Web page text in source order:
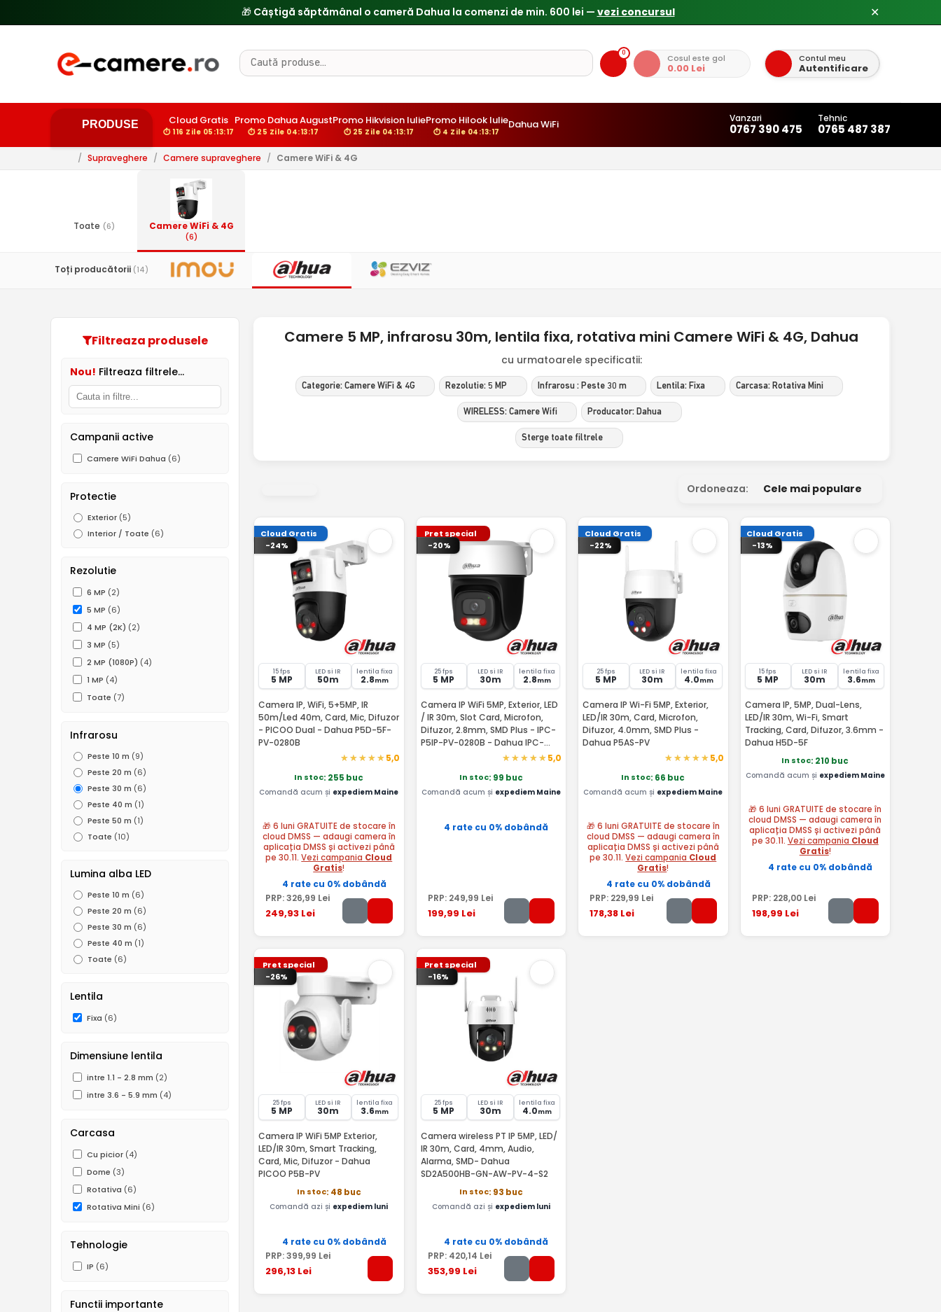
✕
0 Cosul este gol
0.00 Lei
Contul meu
Autentificare
PRODUSE Cloud Gratis
⏱ 116 Zile 05:13:16
Promo Dahua August
⏱ 25 Zile 04:13:16
Promo Hikvision Iulie
⏱ 25 Zile 04:13:16
Promo Hilook Iulie
⏱ 4 Zile 04:13:16
Dahua WiFi Vanzari
0767 390 475
Tehnic
0765 487 387
/ Supraveghere / Camere supraveghere / Camere WiFi & 4G
Toate (6) Camere WiFi & 4G
(6)
Toți producătorii (14)
Filtreaza produsele
Nou! Filtreaza filtrele...
Campanii active
Camere WiFi Dahua (6)
Protectie
Exterior (5)
Interior / Toate (6)
Rezolutie
6 MP (2)
5 MP (6)
4 MP (2K) (2)
3 MP (5)
2 MP (1080P) (4)
1 MP (4)
Toate (7)
Infrarosu
Peste 10 m (9)
Peste 20 m (6)
Peste 30 m (6)
Peste 40 m (1)
Peste 50 m (1)
Toate (10)
Lumina alba LED
Peste 10 m (6)
Peste 20 m (6)
Peste 30 m (6)
Peste 40 m (1)
Toate (6)
Lentila
Fixa (6)
Dimensiune lentila
intre 1.1 - 2.8 mm (2)
intre 3.6 - 5.9 mm (4)
Carcasa
Cu picior (4)
Dome (3)
Rotativa (6)
Rotativa Mini (6)
Tehnologie
IP (6)
Functii importante
Camere 5 MP, infrarosu 30m, lentila fixa, rotativa mini Camere WiFi & 4G, Dahua
cu urmatoarele specificatii:
Categorie: Camere WiFi & 4G Rezolutie: 5 MP Infrarosu : Peste 30 m Lentila: Fixa Carcasa: Rotativa Mini
WIRELESS: Camere Wifi Producator: Dahua
Sterge toate filtrele
Ordoneaza: Cele mai populare
Cloud Gratis
-24%
15 fps
5 MP
LED si IR
50m
lentila fixa
2.8mm
Camera IP, WiFi, 5+5MP, IR
50m/Led 40m, Card, Mic, Difuzor
- PICOO Dual - Dahua P5D-5F-
PV-0280B
5,0
In stoc: 255 buc
Comandă acum și expediem Maine
🎁 6 luni GRATUITE de stocare în
cloud DMSS — adaugi camera în
aplicația DMSS și activezi până
pe 30.11.Vezi campania Cloud
Gratis!
4 rate cu 0% dobândă
PRP:326,99 Lei
249,93 Lei
Pret special
-20%
25 fps
5 MP
LED si IR
30m
lentila fixa
2.8mm
Camera IP WiFi 5MP, Exterior, LED
/ IR 30m, Slot Card, Microfon,
Difuzor, 2.8mm, SMD Plus - IPC-
P5IP-PV-0280B - Dahua IPC-
P5IP-PV-0280B-EUR
5,0
In stoc: 99 buc
Comandă acum și expediem Maine
4 rate cu 0% dobândă
PRP: 249,99 Lei
199,99 Lei
Cloud Gratis
-22%
25 fps
5 MP
LED si IR
30m
lentila fixa
4.0mm
Camera IP Wi-Fi 5MP, Exterior,
LED/IR 30m, Card, Microfon,
Difuzor, 4.0mm, SMD Plus -
Dahua P5AS-PV
5,0
In stoc: 66 buc
Comandă acum și expediem Maine
🎁 6 luni GRATUITE de stocare în
cloud DMSS — adaugi camera în
aplicația DMSS și activezi până
pe 30.11.Vezi campania Cloud
Gratis!
4 rate cu 0% dobândă
PRP: 229,99 Lei
178,38 Lei
Cloud Gratis
-13%
15 fps
5 MP
LED si IR
30m
lentila fixa
3.6mm
Camera IP, 5MP, Dual-Lens,
LED/IR 30m, Wi-Fi, Smart
Tracking, Card, Difuzor, 3.6mm -
Dahua H5D-5F
In stoc: 210 buc
Comandă acum și expediem Maine
🎁 6 luni GRATUITE de stocare în
cloud DMSS — adaugi camera în
aplicația DMSS și activezi până
pe 30.11. Vezi campania Cloud
Gratis!
4 rate cu 0% dobândă
PRP: 228,00Lei
198,99 Lei
Pret special
-26%
25 fps
5 MP
LED si IR
30m
lentila fixa
3.6mm
Camera IP WiFi 5MP Exterior,
LED/IR 30m, Smart Tracking,
Card, Mic, Difuzor - Dahua
PICOO P5B-PV
In stoc: 48 buc
Comandă azi și expediem luni
4 rate cu 0% dobândă
PRP:399,99 Lei
296,13 Lei
Pret special
-16%
25 fps
5 MP
LED si IR
30m
lentila fixa
4.0mm
Camera wireless PT IP 5MP, LED/
IR 30m, Card, 4mm, Audio,
Alarma, SMD- Dahua
SD2A500HB-GN-AW-PV-4-S2
In stoc: 93 buc
Comandă azi și expediem luni
4 rate cu 0% dobândă
PRP: 420,14 Lei
353,99 Lei